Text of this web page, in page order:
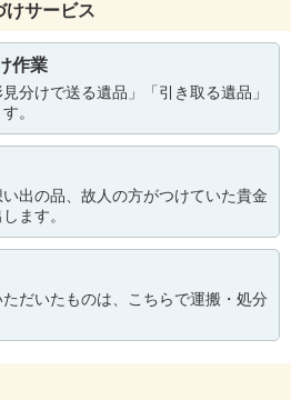
けサービス
作業
分けで送る遺品」「引き取る遺品」
。
出の品、故人の方がつけていた貴金
ます。
だいたものは、こちらで運搬・処分